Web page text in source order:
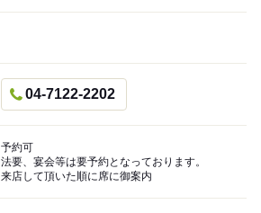
04-7122-2202
予約可
法要、宴会等は要予約となっております。
来店して頂いた順に席に御案内